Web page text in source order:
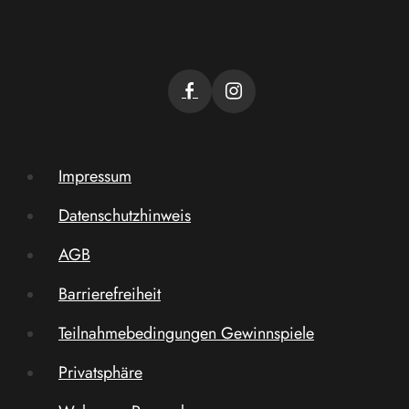
Impressum
Datenschutzhinweis
AGB
Barrierefreiheit
Teilnahmebedingungen Gewinnspiele
Privatsphäre